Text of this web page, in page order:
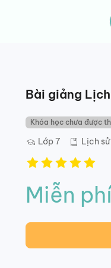
Bài giảng
Khóa học chưa được
Lớp 7 Lịch
Miễn